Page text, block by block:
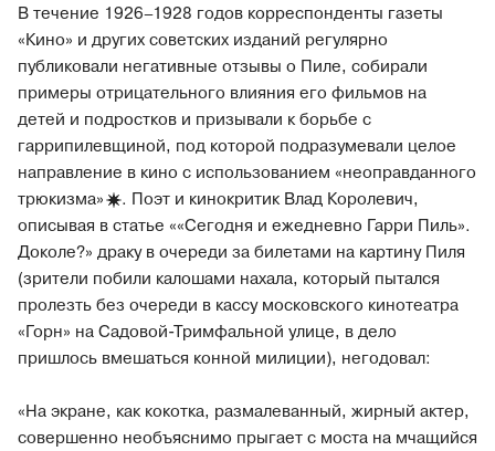
В течение 1926–1928 годов корреспонденты газеты
«Кино» и других советских изданий регулярно
публиковали негативные отзывы о Пиле, собирали
примеры отрицательного влияния его фильмов на
детей и подростков и призывали к борьбе с
гаррипилевщиной, под которой подразумевали целое
направление в кино с использованием «неоправданного
трюкизма»
. Поэт и кинокритик Влад Королевич,
описывая в статье ««Сегодня и ежедневно Гарри Пиль».
Доколе?» драку в очереди за билетами на картину Пиля
(зрители побили калошами нахала, который пытался
пролезть без очереди в кассу московского кинотеатра
«Горн» на Садовой-Тримфальной улице, в дело
пришлось вмешаться конной милиции), негодовал:
«На экране, как кокотка, размалеванный, жирный актер,
совершенно необъяснимо прыгает с моста на мчащийся